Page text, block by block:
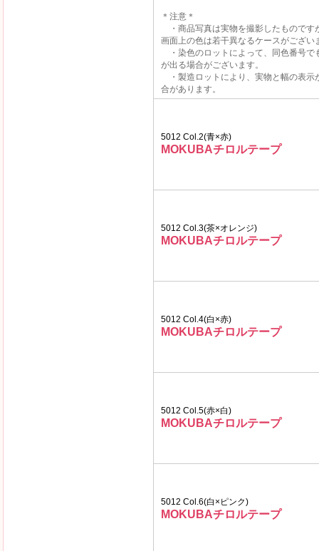
＊注意＊
・商品写真は実物を撮影したものです
画面上の色は若干異なるケースがござい
・染色のロットによって、同色番号で
が出る場合がございます。
・製造ロットにより、実物と幅の表示
合があります。
5012 Col.2(青×赤)
MOKUBAチロルテープ
5012 Col.3(茶×オレンジ)
MOKUBAチロルテープ
5012 Col.4(白×赤)
MOKUBAチロルテープ
5012 Col.5(赤×白)
MOKUBAチロルテープ
5012 Col.6(白×ピンク)
MOKUBAチロルテープ